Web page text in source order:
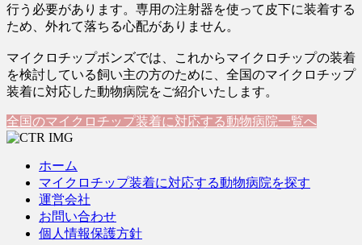
行う必要があります。専用の注射器を使って皮下に装着する
ため、外れて落ちる心配がありません。
マイクロチップボンズでは、これからマイクロチップの装着
を検討している飼い主の方のために、全国のマイクロチップ
装着に対応した動物病院をご紹介いたします。
全国のマイクロチップ装着に対応する動物病院一覧へ
ホーム
マイクロチップ装着に対応する動物病院を探す
運営会社
お問い合わせ
個人情報保護方針